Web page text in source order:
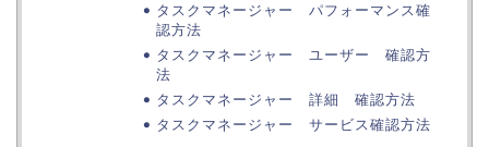
タスクマネージャー パフォーマンス確
認方法
タスクマネージャー ユーザー 確認方
法
タスクマネージャー 詳細 確認方法
タスクマネージャー サービス確認方法